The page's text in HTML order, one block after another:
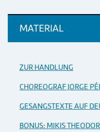
MATERIAL
ZUR HANDLUNG
CHOREOGRAF JORGE
GESANGSTEXTE AUF
BONUS: MIKIS